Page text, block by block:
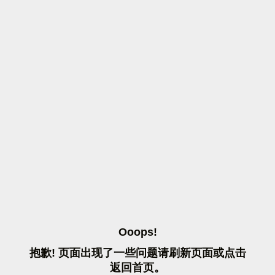
OOOPS!
抱歉! 页面出现了一些问题请刷 新页面或点击
返 回首页。